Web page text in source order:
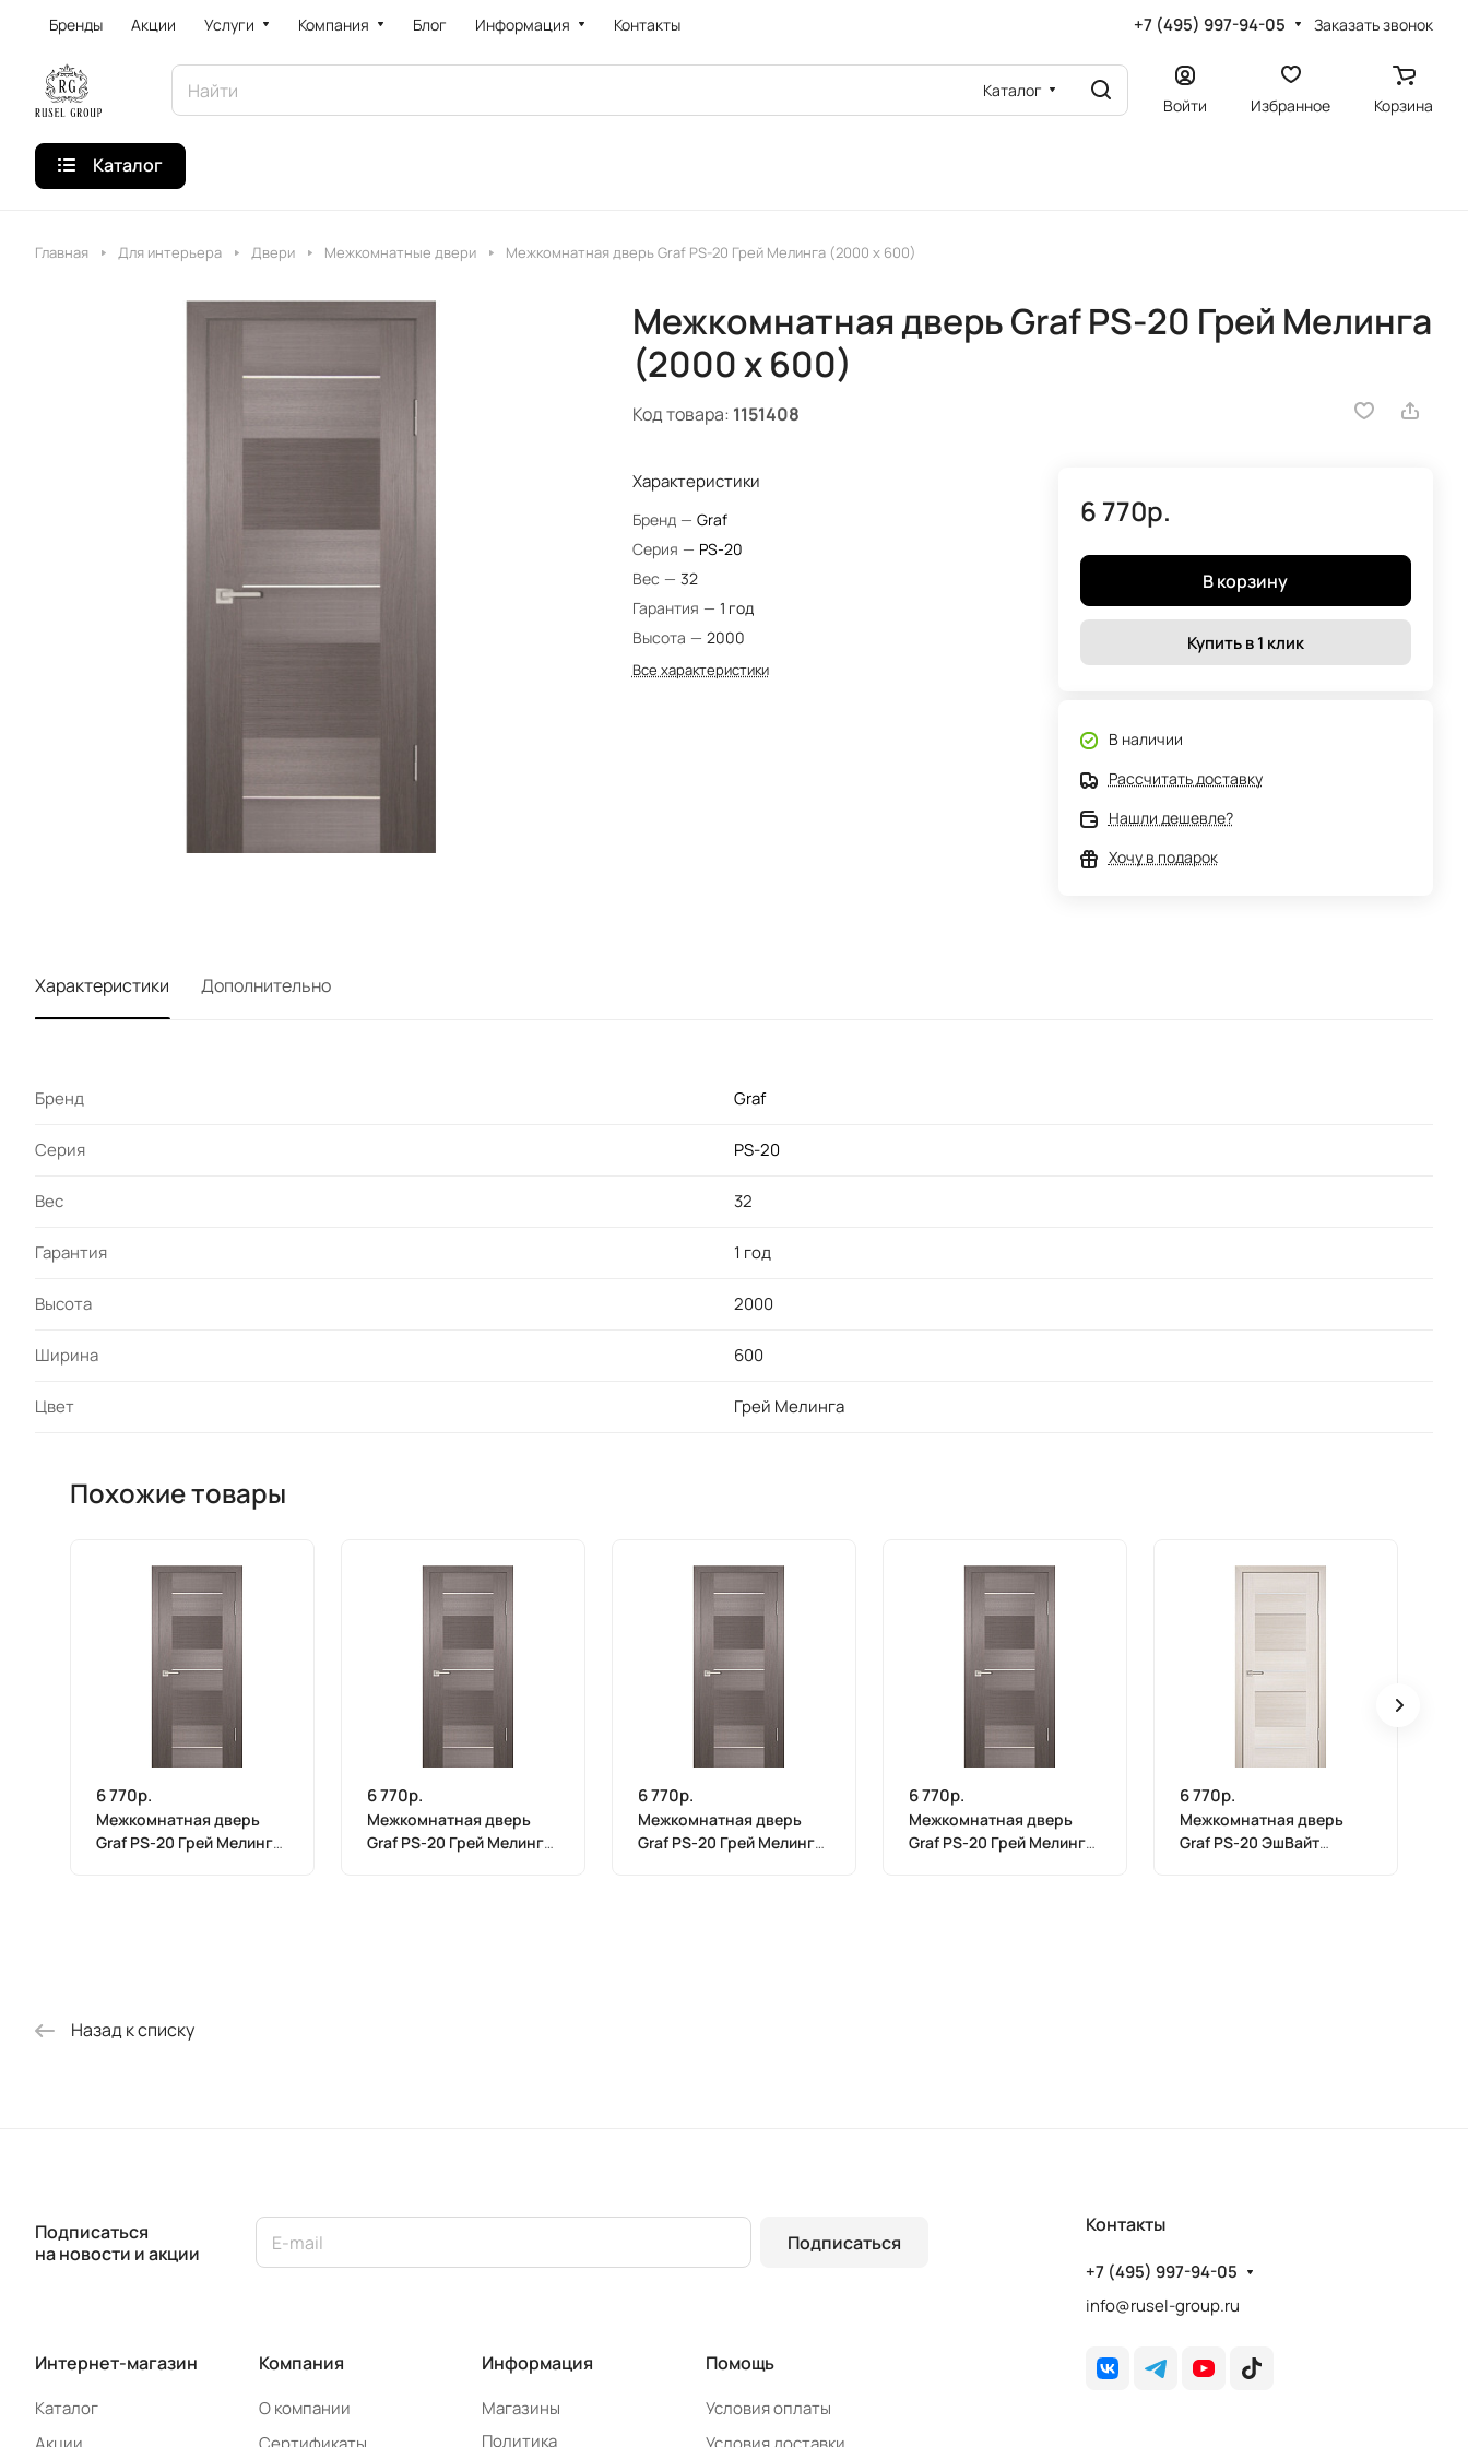
Бренды Акции Услуги Компания Блог Информация Контакты +7 (495) 997-94-05 Заказать звонок
Каталог
Войти Избранное Корзина
Каталог
Главная Для интерьера Двери Межкомнатные двери Межкомнатная дверь Graf PS-20 Грей Мелинга (2000 х 600)
Межкомнатная дверь Graf PS-20 Грей Мелинга
(2000 х 600)
Код товара: 1151408
Характеристики
Бренд — Graf
Серия — PS-20
Вес — 32
Гарантия — 1 год
Высота — 2000
Все характеристики
6 770р.
В корзину
Купить в 1 клик
В наличии
Рассчитать доставку
Нашли дешевле?
Хочу в подарок
Характеристики Дополнительно
Бренд Graf
Серия PS-20
Вес 32
Гарантия 1 год
Высота 2000
Ширина 600
Цвет Грей Мелинга
Похожие товары
6 770р.
Межкомнатная дверь
Graf PS-20 Грей Мелинга
6 770р.
Межкомнатная дверь
Graf PS-20 Грей Мелинга
6 770р.
Межкомнатная дверь
Graf PS-20 Грей Мелинга
6 770р.
Межкомнатная дверь
Graf PS-20 Грей Мелинга
6 770р.
Межкомнатная дверь
Graf PS-20 ЭшВайт
Назад к списку
Подписаться
на новости и акции
Подписаться
Интернет-магазин
Каталог
Компания
О компании
Информация
Магазины
Политика
Помощь
Условия оплаты
Контакты
+7 (495) 997-94-05
info@rusel-group.ru